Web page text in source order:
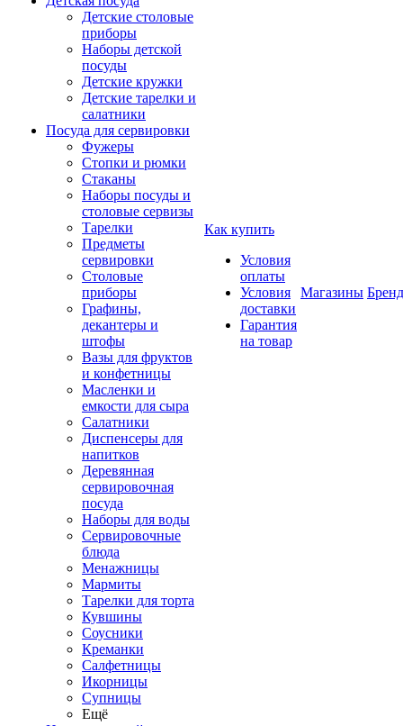
Детские столовые
приборы
Наборы детской
посуды
Детские кружки
Детские тарелки и
салатники
Посуда для сервировки
Фужеры
Стопки и рюмки
Стаканы
Наборы посуды и
столовые сервизы
Тарелки
Предметы
сервировки
Столовые
приборы
Графины,
декантеры и
штофы
Вазы для фруктов
и конфетницы
Масленки и
емкости для сыра
Салатники
Диспенсеры для
напитков
Деревянная
сервировочная
посуда
Наборы для воды
Сервировочные
блюда
Менажницы
Мармиты
Тарелки для торта
Кувшины
Соусники
Креманки
Салфетницы
Икорницы
Супницы
Ещё
Как купить
Условия
оплаты
Условия
доставки
Гарантия
на товар
Магазины